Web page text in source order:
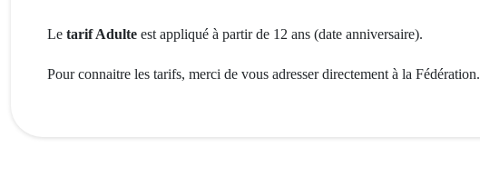
Le tarif Adulte est appliqué à partir de 12 ans (date anniversaire).
Pour connaitre les tarifs, merci de vous adresser directement à la Fédération.